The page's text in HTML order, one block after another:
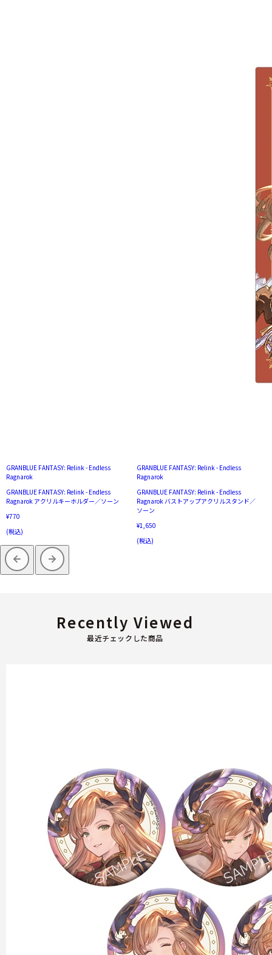
GRANBLUE FANTASY: Relink - Endless
Ragnarok
GRANBLUE FANTASY: Relink - Endless
Ragnarok アクリルキーホルダー／ソーン
¥770
(税込)
GRANBLUE FANTASY: Relink - Endless
Ragnarok
GRANBLUE FANTASY: Relink - Endless
Ragnarok バストアップアクリルスタンド／
ソーン
¥1,650
(税込)
最近チェックした商品
Recently Viewed